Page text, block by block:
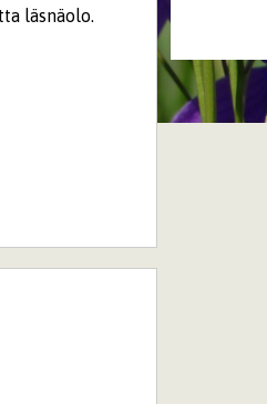
läsnäolo.